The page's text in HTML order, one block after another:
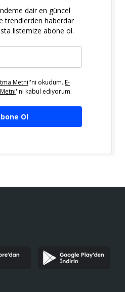
dair en güncel
trendlerden haberdar
listemize abone ol.
Metni''ni okudum. E-
''ni kabul ediyorum.
Ol